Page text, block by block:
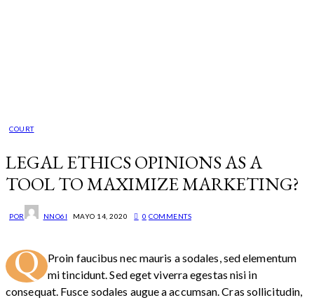
COURT
LEGAL ETHICS OPINIONS AS A
TOOL TO MAXIMIZE MARKETING?
POR NNO6I MAYO 14, 2020 0 COMMENTS
Q
Proin faucibus nec mauris a sodales, sed elementum
mi tincidunt. Sed eget viverra egestas nisi in
consequat. Fusce sodales augue a accumsan. Cras sollicitudin,